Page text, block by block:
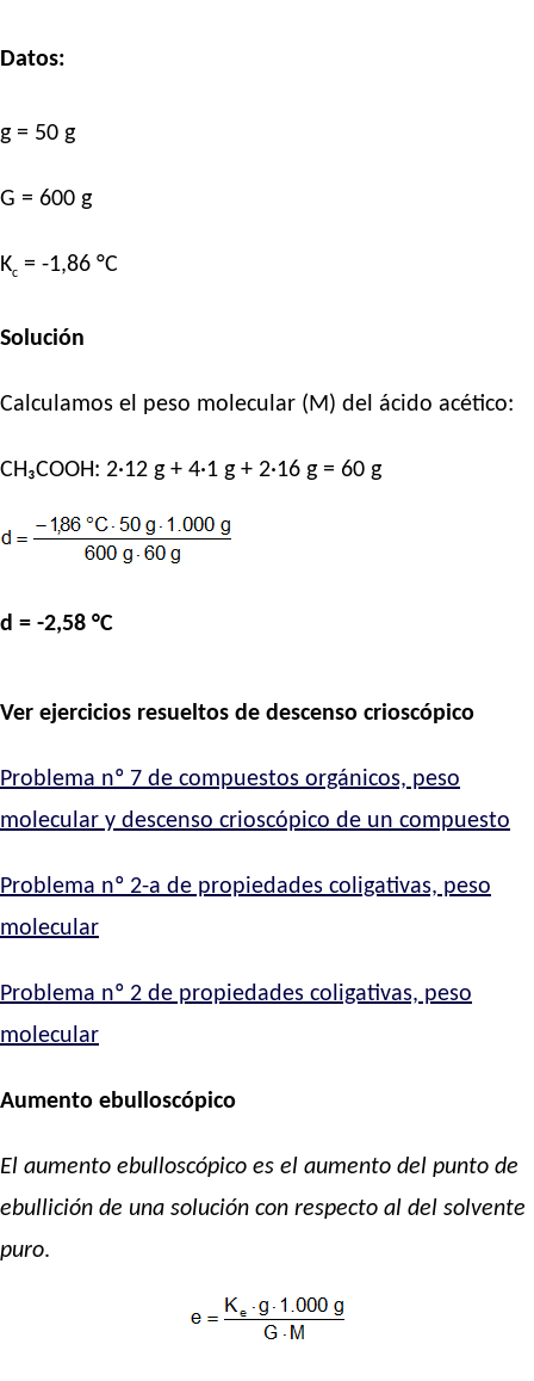
Datos:
g = 50 g
G = 600 g
Kc = -1,86 °C
Solución
Calculamos el peso molecular (M) del ácido acético:
CH₃COOH: 2·12 g + 4·1 g + 2·16 g = 60 g
d = -2,58 °C
Ver ejercicios resueltos de descenso crioscópico
Problema nº 7 de compuestos orgánicos, peso
molecular y descenso crioscópico de un compuesto
Problema nº 2-a de propiedades coligativas, peso
molecular
Problema nº 2 de propiedades coligativas, peso
molecular
Aumento ebulloscópico
El aumento ebulloscópico es el aumento del punto de
ebullición de una solución con respecto al del solvente
puro.